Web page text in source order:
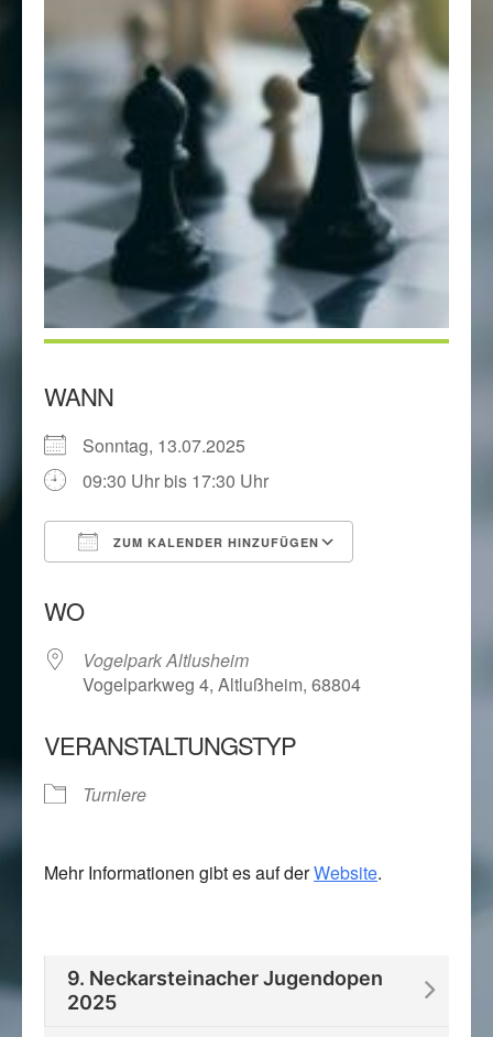
WANN
Sonntag, 13.07.2025
09:30 Uhr bis 17:30 Uhr
ZUM KALENDER HINZUFÜGEN
WO
Vogelpark Altlusheim
Vogelparkweg 4, Altlußheim, 68804
VERANSTALTUNGSTYP
Turniere
Mehr Informationen gibt es auf derWebsite.
9. Neckarsteinacher Jugendopen
2025